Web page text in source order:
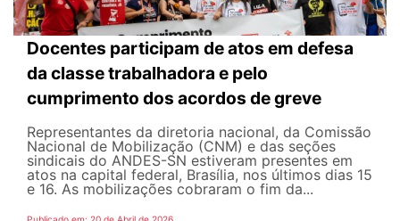
Docentes participam de atos em defesa
da classe trabalhadora e pelo
cumprimento dos acordos de greve
Representantes da diretoria nacional, da Comissão
Nacional de Mobilização (CNM) e das seções
sindicais do ANDES-SN estiveram presentes em
atos na capital federal, Brasília, nos últimos dias 15
e 16. As mobilizações cobraram o fim da...